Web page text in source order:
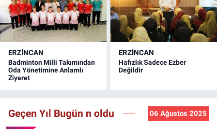
ERZINCAN
Badminton Milli Takımından
Oda Yönetimine Anlamlı
Ziyaret
ERZINCAN
Hafızlık Sadece Ezber
Değildir
Geçen Yıl Bugün n oldu 06 Ağustos 2025